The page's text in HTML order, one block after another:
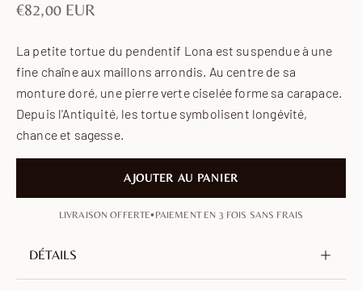
Prix de vente
€82,00 EUR
La petite tortue du pendentif Lona est suspendue à une
fine chaîne aux maillons arrondis. Au centre de sa
monture doré, une pierre verte ciselée forme sa carapace.
Depuis l'Antiquité, les tortue symbolisent longévité,
chance et sagesse.
AJOUTER AU PANIER
LIVRAISON OFFERTE• PAIEMENT EN 3 FOIS SANS FRAIS
DÉTAILS